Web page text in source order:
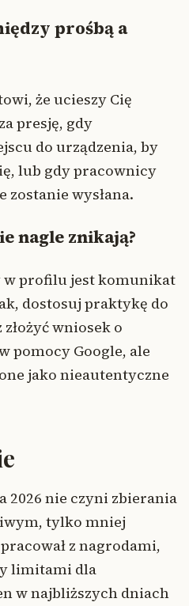
prośbą a
że ucieszy Cię
presję, gdy
do urządzenia, by
lub gdy pracownicy
zostanie wysłana.
nagle znikają?
w profilu jest komunikat
dostosuj praktykę do
wniosek o
pomocy Google, ale
jako nieautentyczne
2026 nie czyni zbierania
tylko mniej
z nagrodami,
limitami dla
w najbliższych dniach